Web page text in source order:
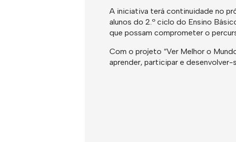
A iniciativa terá continuidade no
alunos do 2.º ciclo do Ensino
que possam comprometer o
Com o projeto “Ver Melhor o
aprender, participar e